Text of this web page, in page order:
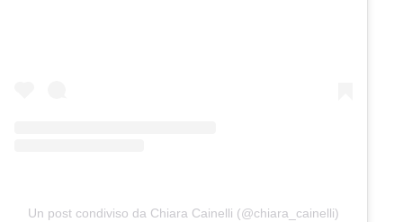
Un post condiviso da Chiara Cainelli (@chiara_cainelli)